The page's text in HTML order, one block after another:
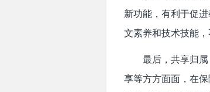
新功能，有利于促
文素养和技术技能
最后，共享归
享等方方面面，在